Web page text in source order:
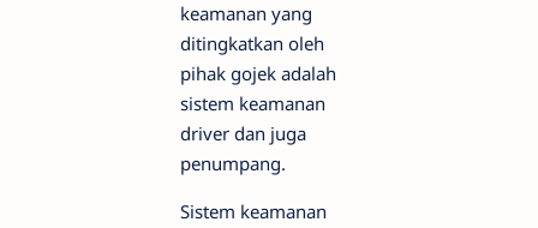
keamanan yang
ditingkatkan oleh
pihak gojek adalah
sistem keamanan
driver dan juga
penumpang.
Sistem keamanan